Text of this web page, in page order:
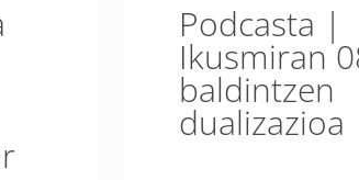
Podcasta |
Ikusmiran
baldintzen
dualizazioa